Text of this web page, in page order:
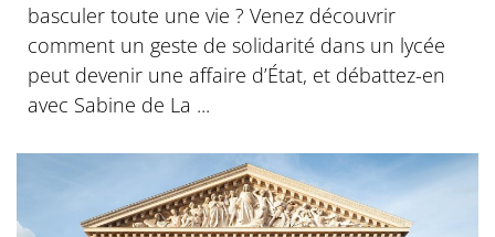
basculer toute une vie ? Venez découvrir
comment un geste de solidarité dans un lycée
peut devenir une affaire d’État, et débattez-en
avec Sabine de La ...